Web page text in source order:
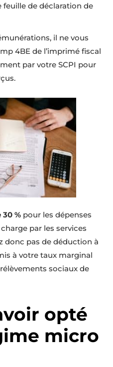
feuille de déclaration de
il ne vous
4BE de l’imprimé fiscal
par votre SCPI pour
% pour les dépenses
par les services
donc pas de déduction à
à votre taux marginal
sociaux de
opté
micro